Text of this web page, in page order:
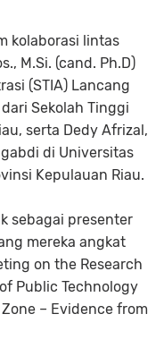
kolaborasi lintas
M.Si. (cand. Ph.D)
(STIA) Lancang
Sekolah Tinggi
serta Dedy Afrizal,
di Universitas
Kepulauan Riau.
sebagai presenter
mereka angkat
on the Research
Public Technology
– Evidence from